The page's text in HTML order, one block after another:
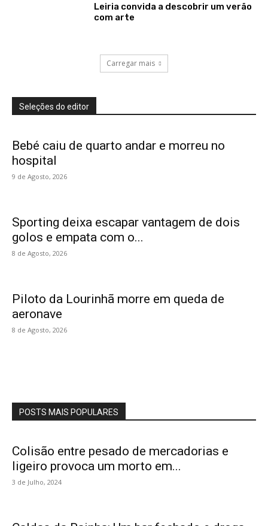
Leiria convida a descobrir um verão
com arte
Carregar mais
Seleções do editor
Bebé caiu de quarto andar e morreu no
hospital
9 de Agosto, 2026
Sporting deixa escapar vantagem de dois
golos e empata com o...
8 de Agosto, 2026
Piloto da Lourinhã morre em queda de
aeronave
8 de Agosto, 2026
POSTS MAIS POPULARES
Colisão entre pesado de mercadorias e
ligeiro provoca um morto em...
3 de Julho, 2024